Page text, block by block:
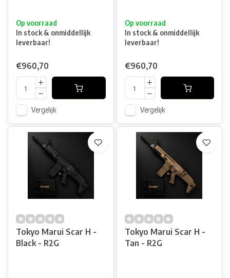
Op voorraad
In stock & onmiddellijk
leverbaar!
€960,70
Vergelijk
Op voorraad
In stock & onmiddellijk
leverbaar!
€960,70
Vergelijk
Tokyo Marui Scar H -
Black - R2G
Tokyo Marui Scar H -
Tan - R2G